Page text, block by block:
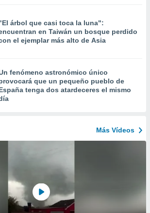
árbol que casi toca la luna":
en Taiwán un bosque perdido
el ejemplar más alto de Asia
fenómeno astronómico único
que un pequeño pueblo de
tenga dos atardeceres el mismo
Más Vídeos